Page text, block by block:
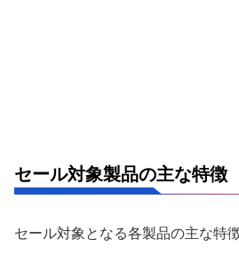
セール対象製品の主な特徴
セール対象となる各製品の主な特